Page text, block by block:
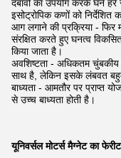
दबावों का उपयोग करके घने
इसोट्रोपिक कणों को निर्देशित
आग लगाने की प्रक्रिया - फिर
संरक्षित करते हुए घनत्व
किया जाता है।
अवशिष्टता - अधिकतम चुंबकीय
साथ है, लेकिन इसके लंबवत
बाध्यता - आमतौर पर प्राप्त
से उच्च बाध्यता होती है।
यूनिवर्सल मोटर्स मैग्नेट का